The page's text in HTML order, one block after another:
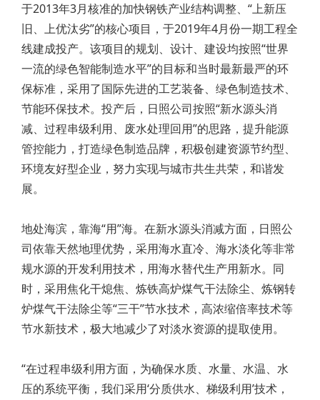
于2013年3月核准的加快钢铁产业结构调整、“上新压
旧、上优汰劣”的核心项目，于2019年4月份一期工程全
线建成投产。该项目的规划、设计、建设均按照“世界
一流的绿色智能制造水平”的目标和当时最新最严的环
保标准，采用了国际先进的工艺装备、绿色制造技术、
节能环保技术。投产后，日照公司按照“新水源头消
减、过程串级利用、废水处理回用”的思路，提升能源
管控能力，打造绿色制造品牌，积极创建资源节约型、
环境友好型企业，努力实现与城市共生共荣，和谐发
展。
地处海滨，靠海“用”海。在新水源头消减方面，日照公
司依靠天然地理优势，采用海水直冷、海水淡化等非常
规水源的开发利用技术，用海水替代生产用新水。同
时，采用焦化干熄焦、炼铁高炉煤气干法除尘、炼钢转
炉煤气干法除尘等“三干”节水技术，高浓缩倍率技术等
节水新技术，极大地减少了对淡水资源的提取使用。
“在过程串级利用方面，为确保水质、水量、水温、水
压的系统平衡，我们采用‘分质供水、梯级利用’技术，